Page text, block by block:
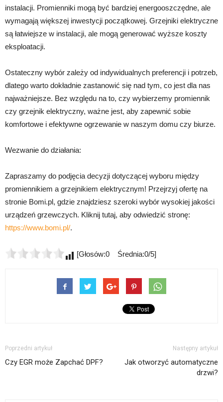
instalacji. Promienniki mogą być bardziej energooszczędne, ale
wymagają większej inwestycji początkowej. Grzejniki elektryczne
są łatwiejsze w instalacji, ale mogą generować wyższe koszty
eksploatacji.
Ostateczny wybór zależy od indywidualnych preferencji i potrzeb,
dlatego warto dokładnie zastanowić się nad tym, co jest dla nas
najważniejsze. Bez względu na to, czy wybierzemy promiennik
czy grzejnik elektryczny, ważne jest, aby zapewnić sobie
komfortowe i efektywne ogrzewanie w naszym domu czy biurze.
Wezwanie do działania:
Zapraszamy do podjęcia decyzji dotyczącej wyboru między
promiennikiem a grzejnikiem elektrycznym! Przejrzyj ofertę na
stronie Bomi.pl, gdzie znajdziesz szeroki wybór wysokiej jakości
urządzeń grzewczych. Kliknij tutaj, aby odwiedzić stronę:
https://www.bomi.pl/.
[Głosów:0 Średnia:0/5]
Poprzedni artykuł
Czy EGR może Zapchać DPF?
Następny artykuł
Jak otworzyć automatyczne
drzwi?